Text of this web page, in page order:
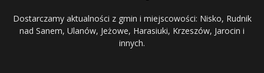
Dostarczamy aktualności z gmin i miejscowości: Nisko, Rudnik
nad Sanem, Ulanów, Jeżowe, Harasiuki, Krzeszów, Jarocin i
innych.